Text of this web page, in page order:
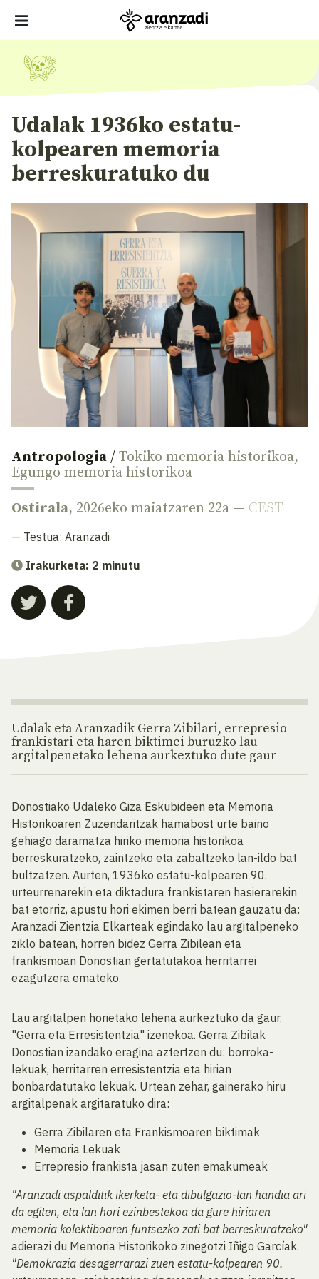
Udalak 1936ko estatu-
kolpearen memoria
berreskuratuko du
Antropologia / Tokiko memoria historikoa,
Egungo memoria historikoa
Ostirala, 2026eko maiatzaren 22a — CEST
— Testua: Aranzadi
Irakurketa: 2 minutu
Udalak eta Aranzadik Gerra Zibilari, errepresio
frankistari eta haren biktimei buruzko lau
argitalpenetako lehena aurkeztuko dute gaur
Donostiako Udaleko Giza Eskubideen eta Memoria
Historikoaren Zuzendaritzak hamabost urte baino
gehiago daramatza hiriko memoria historikoa
berreskuratzeko, zaintzeko eta zabaltzeko lan-ildo bat
bultzatzen. Aurten, 1936ko estatu-kolpearen 90.
urteurrenarekin eta diktadura frankistaren hasierarekin
bat etorriz, apustu hori ekimen berri batean gauzatu da:
Aranzadi Zientzia Elkarteak egindako lau argitalpeneko
ziklo batean, horren bidez Gerra Zibilean eta
frankismoan Donostian gertatutakoa herritarrei
ezagutzera emateko.
Lau argitalpen horietako lehena aurkeztuko da gaur,
"Gerra eta Erresistentzia" izenekoa. Gerra Zibilak
Donostian izandako eragina aztertzen du: borroka-
lekuak, herritarren erresistentzia eta hirian
bonbardatutako lekuak. Urtean zehar, gainerako hiru
argitalpenak argitaratuko dira:
Gerra Zibilaren eta Frankismoaren biktimak
Memoria Lekuak
Errepresio frankista jasan zuten emakumeak
"Aranzadi aspalditik ikerketa- eta dibulgazio-lan handia ari
da egiten, eta lan hori ezinbestekoa da gure hiriaren
memoria kolektiboaren funtsezko zati bat berreskuratzeko"
adierazi du Memoria Historikoko zinegotzi Iñigo Garcíak.
"Demokrazia desagerrarazi zuen estatu-kolpearen 90.